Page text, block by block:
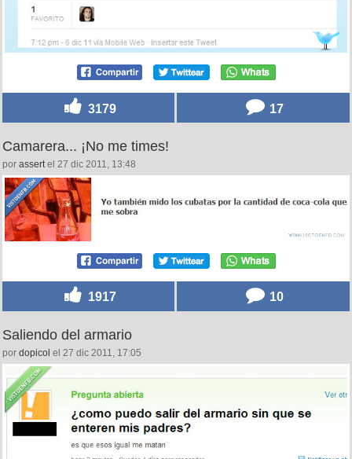
3179 17
Camarera... ¡No me times!
por assertel 27 dic 2011, 13:48
1917 10
Saliendo del armario
por dopicol el 27 dic 2011, 17:05